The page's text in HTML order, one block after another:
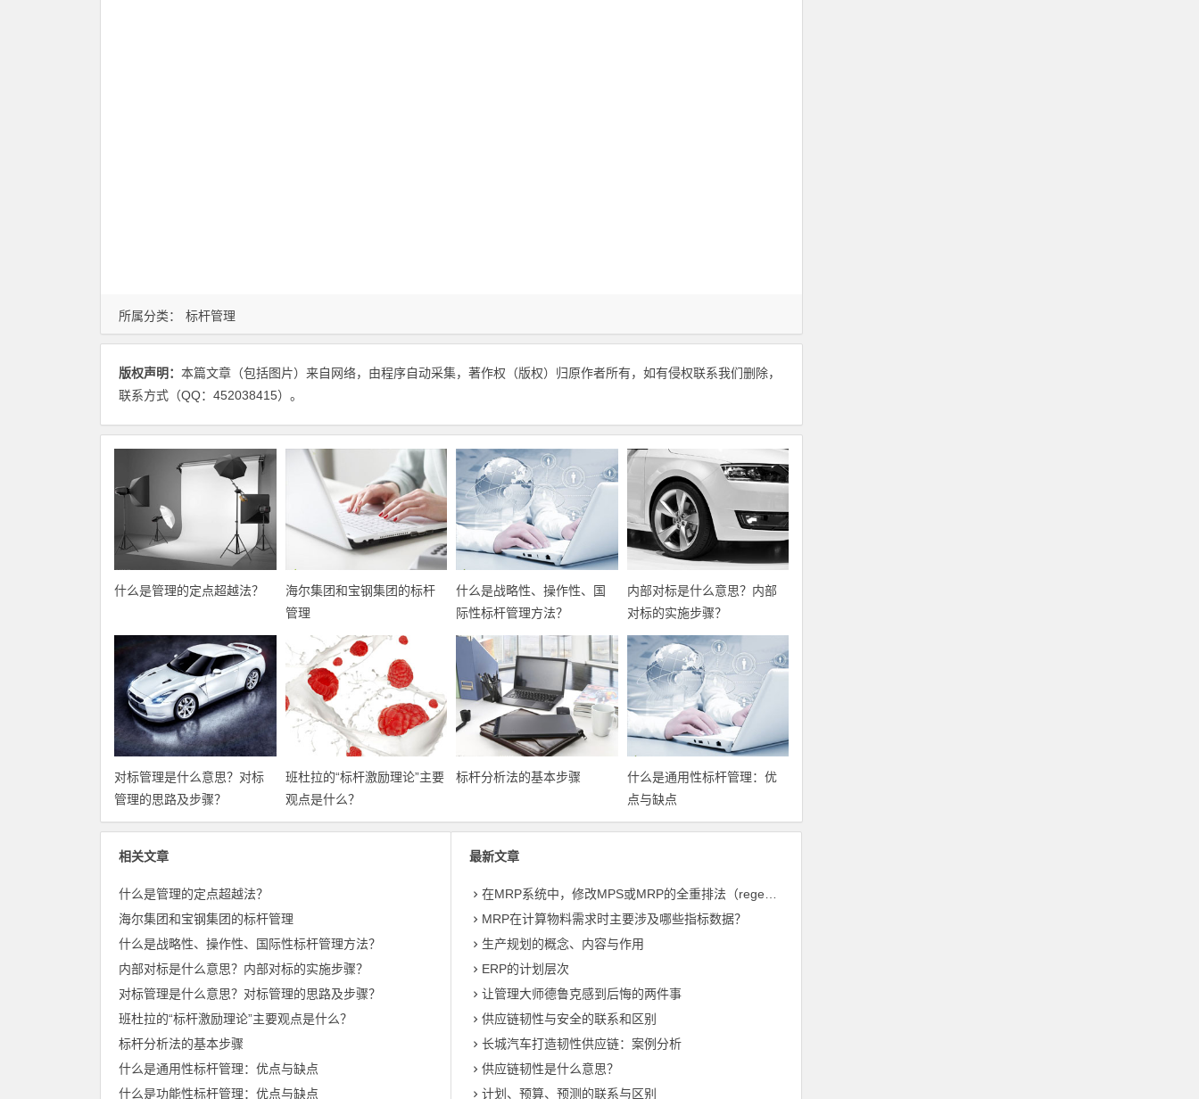
所属分类： 标杆管理
版权声明： 本篇文章（包括图片）来自网络，由程序自动采集，著作权（版权）归原作者所有，如有侵权联系我们删除，
联系方式（QQ：452038415）。
什么是管理的定点超越法？
海尔集团和宝钢集团的标杆
管理
什么是战略性、操作性、国
际性标杆管理方法？
内部对标是什么意思？内部
对标的实施步骤？
对标管理是什么意思？对标
管理的思路及步骤？
班杜拉的“标杆激励理论”主要
观点是什么？
标杆分析法的基本步骤
什么是通用性标杆管理：优
点与缺点
相关文章
什么是管理的定点超越法？
海尔集团和宝钢集团的标杆管理
什么是战略性、操作性、国际性标杆管理方法？
内部对标是什么意思？内部对标的实施步骤？
对标管理是什么意思？对标管理的思路及步骤？
班杜拉的“标杆激励理论”主要观点是什么？
标杆分析法的基本步骤
什么是通用性标杆管理：优点与缺点
什么是功能性标杆管理：优点与缺点
最新文章
在MRP系统中，修改MPS或MRP的全重排法（regeneration）和净改变法？
MRP在计算物料需求时主要涉及哪些指标数据？
生产规划的概念、内容与作用
ERP的计划层次
让管理大师德鲁克感到后悔的两件事
供应链韧性与安全的联系和区别
长城汽车打造韧性供应链：案例分析
供应链韧性是什么意思？
计划、预算、预测的联系与区别